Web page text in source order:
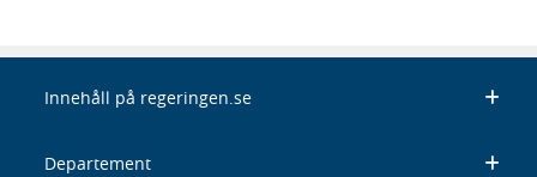
Innehåll på regeringen.se
Departement